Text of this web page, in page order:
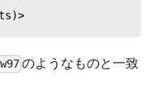
のようなものと一致